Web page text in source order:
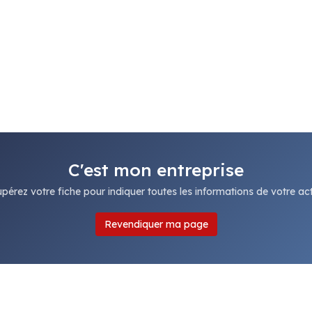
C'est mon entreprise
votre fiche pour indiquer toutes les informations de votre
Revendiquer ma page